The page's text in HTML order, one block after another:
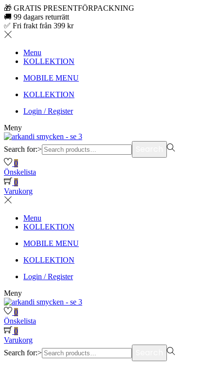
🎁 GRATIS PRESENTFÖRPACKNING
🚚 99 dagars returrätt
✅ Fri frakt från 399 kr
Menu
KOLLEKTION
MOBILE MENU
KOLLEKTION
Login / Register
Meny
Search for:>
0
Önskelista
0
Varukorg
Menu
KOLLEKTION
MOBILE MENU
KOLLEKTION
Login / Register
Meny
0
Önskelista
0
Varukorg
Search for:>